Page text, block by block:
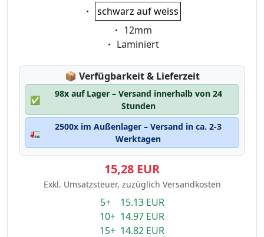
Eigenschaft:
schwarz auf weiss
Eigenschaft:
12mm
Eigenschaft:
Laminiert
📦 Lagerstatus:
Verfügbarkeit & Lieferzeit
✅
98x auf Lager – Versand innerhalb von 24
Stunden
🚛
2500x im Außenlager – Versand in ca. 2-3
Werktagen
15,28 EUR
Exkl. Umsatzsteuer, zuzüglich Versandkosten
5+ 15.13 EUR
10+ 14.97 EUR
15+ 14.82 EUR